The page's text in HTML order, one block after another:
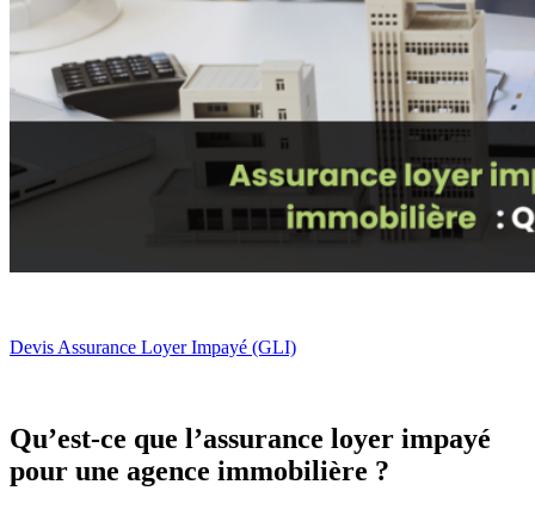
Devis Assurance Loyer Impayé (GLI)
Qu’est-ce que l’assurance loyer impayé
pour une agence immobilière ?